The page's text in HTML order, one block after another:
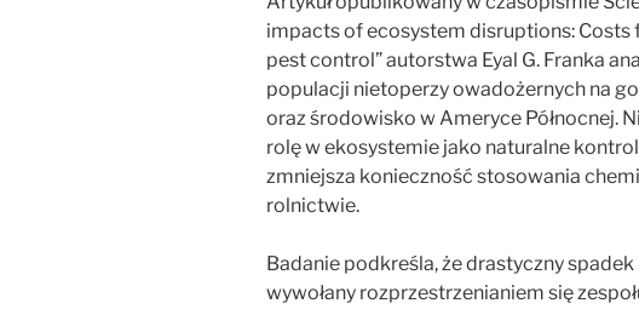
impacts of ecosystem disruptions:
pest control” autorstwa Eyal G. Franka
populacji nietoperzy owadożernych na
oraz środowisko w Ameryce Północnej.
rolę w ekosystemie jako naturalne
zmniejsza konieczność stosowania
rolnictwie.
Badanie podkreśla, że drastyczny
wywołany rozprzestrzenianiem się